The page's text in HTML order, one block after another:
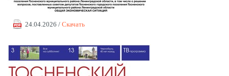
24.04.2026 / Скачать